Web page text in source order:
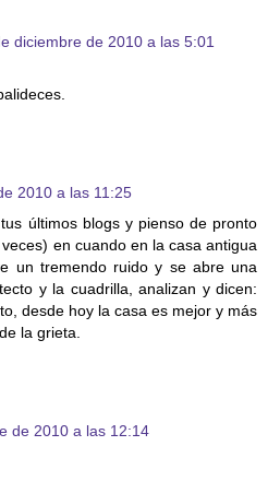
diciembre de 2010 a las 5:01
2010 a las 11:25
últimos blogs y pienso de pronto
en cuando en la casa antigua
un tremendo ruido y se abre una
y la cuadrilla, analizan y dicen:
desde hoy la casa es mejor y más
la grieta.
de 2010 a las 12:14